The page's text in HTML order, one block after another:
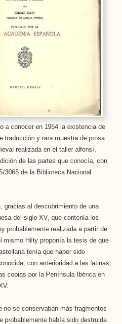
a conocer en 1954 la existencia de
traducción y rara muestra de prosa
realizada en el taller alfonsí,
de las partes que conocía, con
3065 de la Biblioteca Nacional
gracias al descubrimiento de una
del siglo XV, que contenía los
probablemente realizada a partir de
mismo Hilty proponía la tesis de que
tenía que haber sido
con anterioridad a las latinas,
copias por la Península Ibérica en
no se conservaban más fragmentos
probablemente había sido destruida